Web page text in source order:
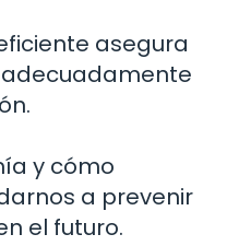
asegura
y cómo
a prevenir
el futuro.